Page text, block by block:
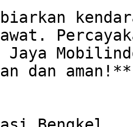
Jaya
dan aman!**